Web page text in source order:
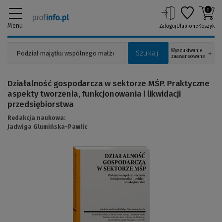
Menu
Szukaj
Wyszukiwanie
zaawansowane
ZalogujUlubione
0
Koszyk
Działalność gospodarcza w sektorze MŚP. Praktyczne
aspekty tworzenia, funkcjonowania i likwidacji
przedsiębiorstwa
Redakcja naukowa:
Jadwiga Glumińska-Pawlic